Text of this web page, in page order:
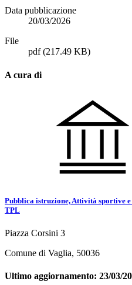
Data pubblicazione
20/03/2026
File
pdf(217.49 KB)
A cura di
Pubblica istruzione, Attività sportive
TPL
Piazza Corsini 3
Comune di Vaglia, 50036
Ultimo aggiornamento: 23/03/